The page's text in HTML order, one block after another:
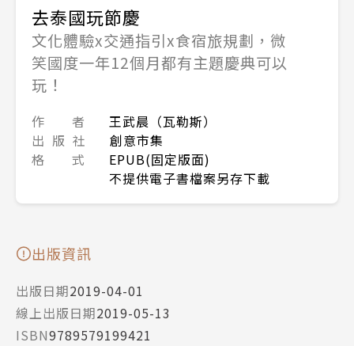
去泰國玩節慶
文化體驗x交通指引x食宿旅規劃，微
笑國度一年12個月都有主題慶典可以
玩！
作 者
王武晨（瓦勒斯）
出 版 社
創意市集
格 式
EPUB(固定版面)
不提供電子書檔案另存下載
出版資訊
出版日期2019-04-01
線上出版日期2019-05-13
ISBN9789579199421